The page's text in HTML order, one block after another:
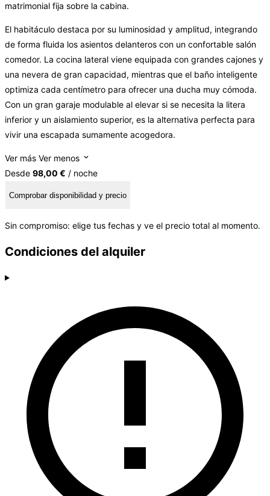
matrimonial fija sobre la cabina.
El habitáculo destaca por su luminosidad y amplitud, integrando
de forma fluida los asientos delanteros con un confortable salón
comedor. La cocina lateral viene equipada con grandes cajones y
una nevera de gran capacidad, mientras que el baño inteligente
optimiza cada centímetro para ofrecer una ducha muy cómoda.
Con un gran garaje modulable al elevar si se necesita la litera
inferior y un aislamiento superior, es la alternativa perfecta para
vivir una escapada sumamente acogedora.
Ver más Ver menos
Desde 98,00 € / noche
Comprobar disponibilidad y precio
Sin compromiso: elige tus fechas y ve el precio total al momento.
Condiciones del alquiler